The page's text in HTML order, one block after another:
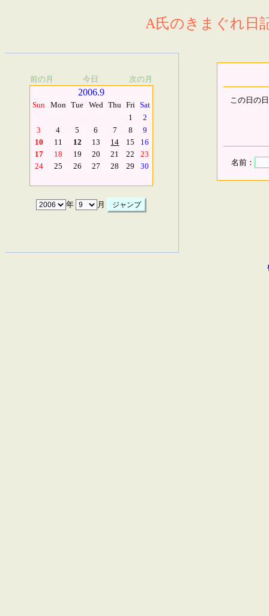
A氏のきまぐれ日
前の月 今日 次の月
2006.9
Sun Mon Tue Wed Thu Fri Sat
1
2
3
4 5 6 7 8
9
10
11 12 13 14 15
16
17
18 19 20 21 22
23
24
25 26 27 28 29 30
年 月
この日の
名前：